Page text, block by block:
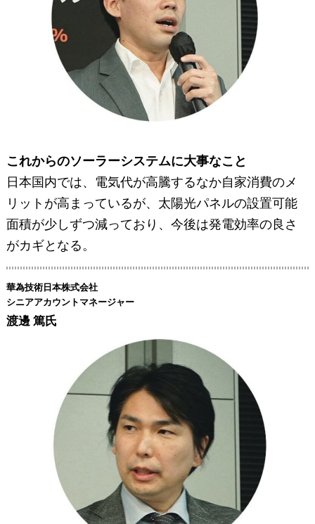
これからのソーラーシステムに大事なこと
日本国内では、電気代が高騰するなか自家消費のメ
リットが高まっているが、太陽光パネルの設置可能
面積が少しずつ減っており、今後は発電効率の良さ
がカギとなる。
華為技術日本株式会社
シニアアカウントマネージャー
渡邊 篤氏